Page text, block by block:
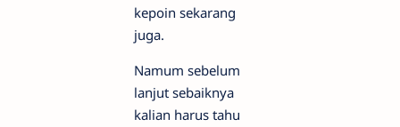
kepoin sekarang
juga.
Namum sebelum
lanjut sebaiknya
kalian harus tahu